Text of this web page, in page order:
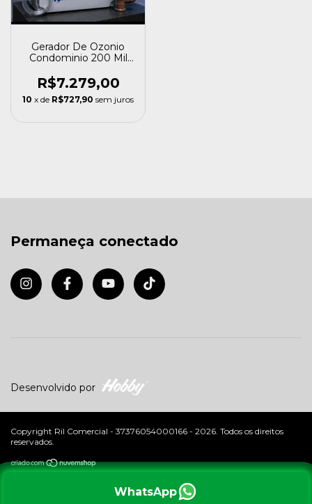
você aceita o uso de cookies
Gerador De Ozonio
Condominio 200 Mil
R$7.279,00
10 x de R$727,90 sem juros
WhatsApp
Permaneça conectado
Desenvolvido por
Copyright Ril Comercial - 37376054000166 - 2026. Todos os direitos
reservados.